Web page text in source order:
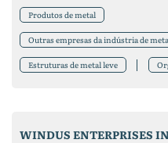
Produtos de metal
Outras empresas da indústria de
Estruturas de metal leve
WINDUS ENTERPRISES